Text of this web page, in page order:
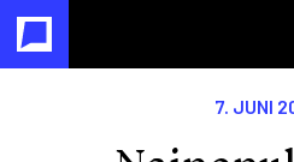
7. JUNI